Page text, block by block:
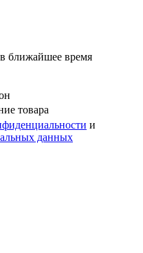
ближайшее время
товара
и
данных